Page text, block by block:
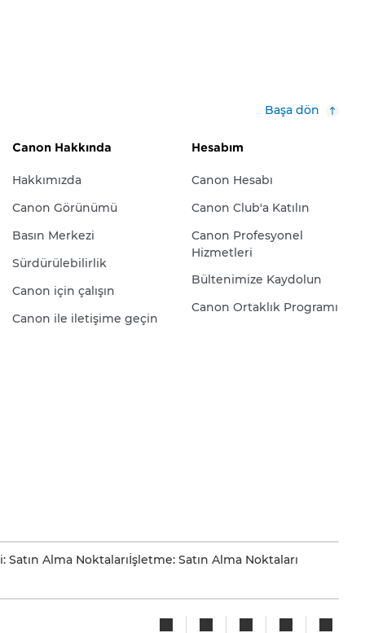
Başa dön
Canon Hakkında
Hakkımızda
Canon Görünümü
Basın Merkezi
Sürdürülebilirlik
Canon için çalışın
Canon ile iletişime geçin
Hesabım
Canon Hesabı
Canon Club'a Katılın
Canon Profesyonel
Hizmetleri
Bültenimize Kaydolun
Canon Ortaklık Programı
Satın Alma Noktalarıİşletme: Satın Alma Noktaları